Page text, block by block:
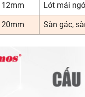
Lót mái
Sàn gác,